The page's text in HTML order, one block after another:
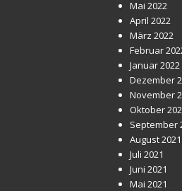
Mai 2022
April 2022
März 2022
Februar
Januar 2022
Dezember
November
Oktober
September
August 2021
Juli 2021
Juni 2021
Mai 2021